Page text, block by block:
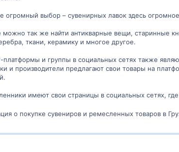
огромный выбор – сувенирных лавок здесь
так же найти антикварные вещи, старинные
ткани, керамику и многое другое.
платформы и группы в социальных сетях также
и производители предлагают свои товары на
имеют свои страницы в социальных сетях,
о покупке сувениров и ремесленных товаров в